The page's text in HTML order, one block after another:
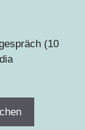
(10